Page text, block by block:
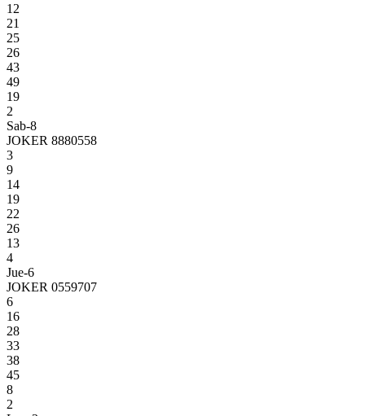
12
21
25
26
43
49
19
2
Sab-8
JOKER 8880558
3
9
14
19
22
26
13
4
Jue-6
JOKER 0559707
6
16
28
33
38
45
8
2